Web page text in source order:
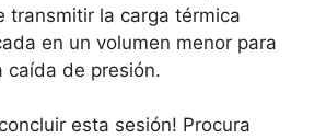
transmitir la carga térmica
en un volumen menor para
caída de presión.
esta sesión! Procura